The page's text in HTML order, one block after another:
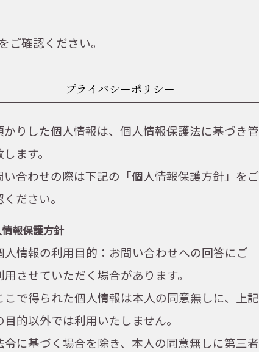
確認ください。
プライバシーポリシー
かりした個人情報は、個人情報保護法に基づき管
ます。
い合わせの際は下記の「個人情報保護方針」をご
ださい。
報保護方針
人情報の利用目的：お問い合わせへの回答にご
用させていただく場合があります。
こで得られた個人情報は本人の同意無しに、上記
目的以外では利用いたしません。
令に基づく場合を除き、本人の同意無しに第三者